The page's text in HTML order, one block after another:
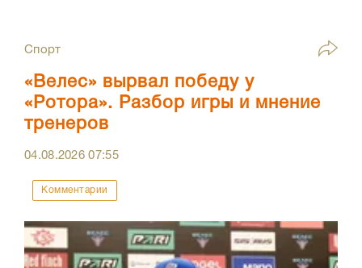
Спорт
«Велес» вырвал победу у
«Ротора». Разбор игры и мнение
тренеров
04.08.202607:55
Комментарии